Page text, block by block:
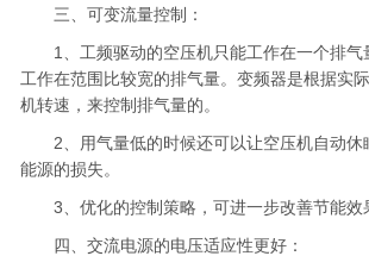
三、可变流量控制：
1、工频驱动的空压机只能工作在一个排气
工作在范围比较宽的排气量。变频器是根据实
机转速，来控制排气量的。
2、用气量低的时候还可以让空压机自动休
能源的损失。
3、优化的控制策略，可进一步改善节能效
四、交流电源的电压适应性更好：